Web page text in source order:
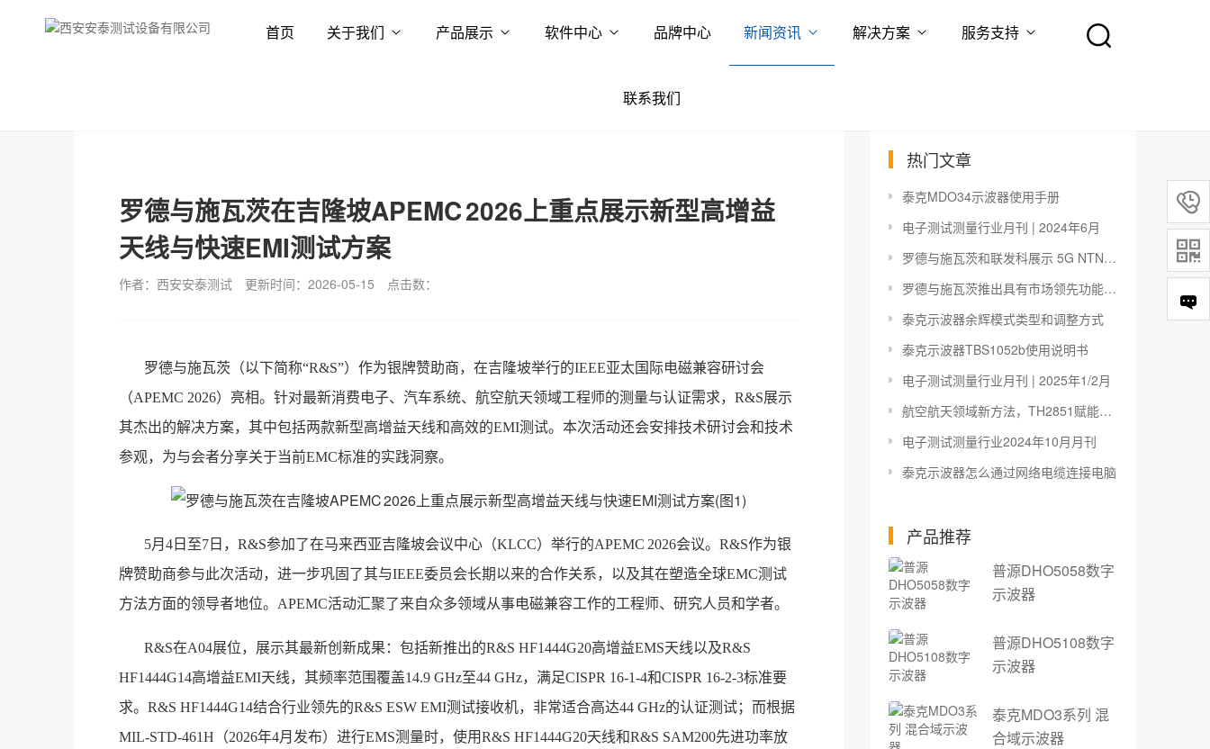
首页 关于我们 产品展示 软件中心 品牌中心 新闻资讯 解决方案 服务支持
联系我们
罗德与施瓦茨在吉隆坡APEMC 2026上重点展示新型高增益
天线与快速EMI测试方案
作者：西安安泰测试 更新时间：2026-05-15 点击数：
罗德与施瓦茨（以下简称“R&S”）作为银牌赞助商，在吉隆坡举行的IEEE亚太国际电磁兼容研讨会
（APEMC 2026）亮相。针对最新消费电子、汽车系统、航空航天领域工程师的测量与认证需求，R&S展示
其杰出的解决方案，其中包括两款新型高增益天线和高效的EMI测试。本次活动还会安排技术研讨会和技术
参观，为与会者分享关于当前EMC标准的实践洞察。
5月4日至7日，R&S参加了在马来西亚吉隆坡会议中心（KLCC）举行的APEMC 2026会议。R&S作为银
牌赞助商参与此次活动，进一步巩固了其与IEEE委员会长期以来的合作关系，以及其在塑造全球EMC测试
方法方面的领导者地位。APEMC活动汇聚了来自众多领域从事电磁兼容工作的工程师、研究人员和学者。
R&S在A04展位，展示其最新创新成果：包括新推出的R&S HF1444G20高增益EMS天线以及R&S
HF1444G14高增益EMI天线，其频率范围覆盖14.9 GHz至44 GHz，满足CISPR 16-1-4和CISPR 16-2-3标准要
求。R&S HF1444G14结合行业领先的R&S ESW EMI测试接收机，非常适合高达44 GHz的认证测试；而根据
MIL-STD-461H（2026年4月发布）进行EMS测量时，使用R&S HF1444G20天线和R&S SAM200先进功率放
热门文章
泰克MDO34示波器使用手册
电子测试测量行业月刊 | 2024年6月
罗德与施瓦茨和联发科展示 5G NTN-NR Rel.17 连接
罗德与施瓦茨推出具有市场领先功能的新型R&S NGC100 电源系列
泰克示波器余辉模式类型和调整方式
泰克示波器TBS1052b使用说明书
电子测试测量行业月刊 | 2025年1/2月
航空航天领域新方法，TH2851赋能导电滑环高效运行
电子测试测量行业2024年10月月刊
泰克示波器怎么通过网络电缆连接电脑
产品推荐
普源DHO5058数字
示波器
普源DHO5108数字
示波器
泰克MDO3系列 混
合域示波器

